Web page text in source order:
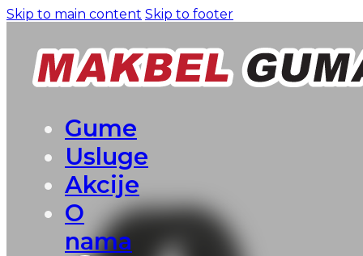
Skip to main content Skip to footer
Gume
Usluge
Akcije
O
nama